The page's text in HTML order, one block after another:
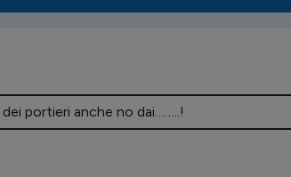
portieri anche no dai……..!